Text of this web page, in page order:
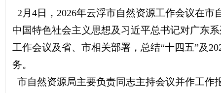
2月4日，2026年云浮市自然资源工作会议在
中国特色社会主义思想及习近平总书记对广东
工作会议及省、市相关部署，总结“十四五”及
务。
市自然资源局主要负责同志主持会议并作工